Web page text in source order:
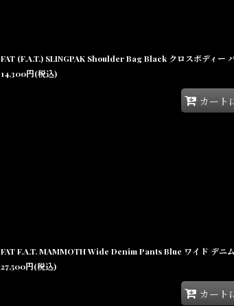
FAT (F.A.T.) SLINGPAK Shoulder Bag Black クロスボディー
14,300円(税込)
カート
FAT F.A.T. MAMMOTH Wide Denim Pants Blue ワイド デニ
27,500円(税込)
カート